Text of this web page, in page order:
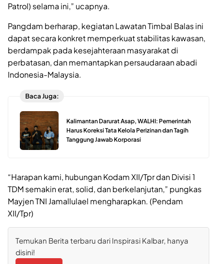
Patrol) selama ini,” ucapnya.
Pangdam berharap, kegiatan Lawatan Timbal Balas ini
dapat secara konkret memperkuat stabilitas kawasan,
berdampak pada kesejahteraan masyarakat di
perbatasan, dan memantapkan persaudaraan abadi
Indonesia-Malaysia.
Baca Juga:
Kalimantan Darurat Asap, WALHI: Pemerintah
Harus Koreksi Tata Kelola Perizinan dan Tagih
Tanggung Jawab Korporasi
“Harapan kami, hubungan Kodam XII/Tpr dan Divisi 1
TDM semakin erat, solid, dan berkelanjutan,” pungkas
Mayjen TNI Jamallulael mengharapkan. (Pendam
XII/Tpr)
Temukan Berita terbaru dari Inspirasi Kalbar, hanya
disini!